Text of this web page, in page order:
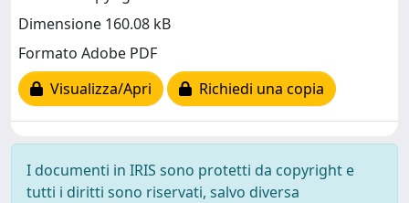
Dimensione 160.08 kB
Formato Adobe PDF
Visualizza/Apri
Richiedi una copia
I documenti in IRIS sono protetti da copyright e
tutti i diritti sono riservati, salvo diversa